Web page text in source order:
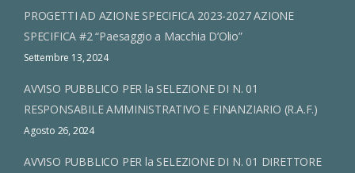
PROGETTI AD AZIONE SPECIFICA 2023-2027 AZIONE
SPECIFICA #2 “Paesaggio a Macchia D’Olio”
Settembre 13, 2024
AVVISO PUBBLICO PER la SELEZIONE DI N. 01
RESPONSABILE AMMINISTRATIVO E FINANZIARIO (R.A.F.)
Agosto 26, 2024
AVVISO PUBBLICO PER la SELEZIONE DI N. 01 DIRETTORE